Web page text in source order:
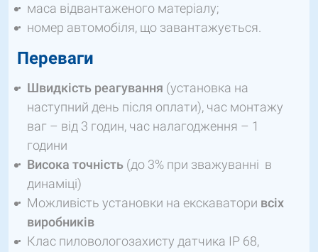
маса відвантаженого матеріалу;
номер автомобіля, що завантажується.
Переваги
Швидкість реагування (установка на
наступний день після оплати), час монтажу
ваг – від 3 годин, час налагодження – 1
години
Висока точність (до 3% при зважуванні в
динаміці)
Можливість установки на екскаватори всіх
виробників
Клас пиловологозахисту датчика IP 68,